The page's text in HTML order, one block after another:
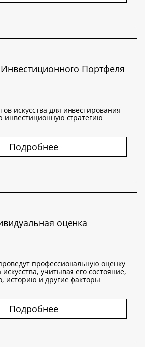
Портфеля
искусства для инвестирования
инвестиционную стратегию
Подробнее
оценка
профессиональную оценку
учитывая его состояние,
историю и другие факторы
Подробнее